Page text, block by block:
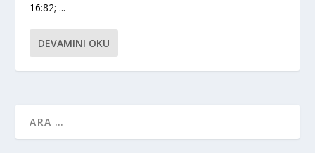
16:82; ...
DEVAMINI OKU